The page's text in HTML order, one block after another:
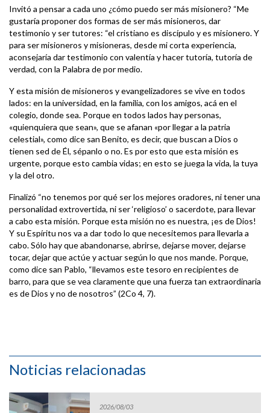
Invitó a pensar a cada uno ¿cómo puedo ser más misionero? “Me
gustaría proponer dos formas de ser más misioneros, dar
testimonio y ser tutores: “el cristiano es discípulo y es misionero. Y
para ser misioneros y misioneras, desde mi corta experiencia,
aconsejaría dar testimonio con valentía y hacer tutoría, tutoría de
verdad, con la Palabra de por medio.
Y esta misión de misioneros y evangelizadores se vive en todos
lados: en la universidad, en la familia, con los amigos, acá en el
colegio, donde sea. Porque en todos lados hay personas,
«quienquiera que sean», que se afanan «por llegar a la patria
celestial», como dice san Benito, es decir, que buscan a Dios o
tienen sed de Él, sépanlo o no. Es por esto que esta misión es
urgente, porque esto cambia vidas; en esto se juega la vida, la tuya
y la del otro.
Finalizó “no tenemos por qué ser los mejores oradores, ni tener una
personalidad extrovertida, ni ser ‘religioso’ o sacerdote, para llevar
a cabo esta misión. Porque esta misión no es nuestra, ¡es de Dios!
Y su Espíritu nos va a dar todo lo que necesitemos para llevarla a
cabo. Sólo hay que abandonarse, abrirse, dejarse mover, dejarse
tocar, dejar que actúe y actuar según lo que nos mande. Porque,
como dice san Pablo, “llevamos este tesoro en recipientes de
barro, para que se vea claramente que una fuerza tan extraordinaria
es de Dios y no de nosotros” (2Co 4, 7).
Noticias relacionadas
2026/08/03